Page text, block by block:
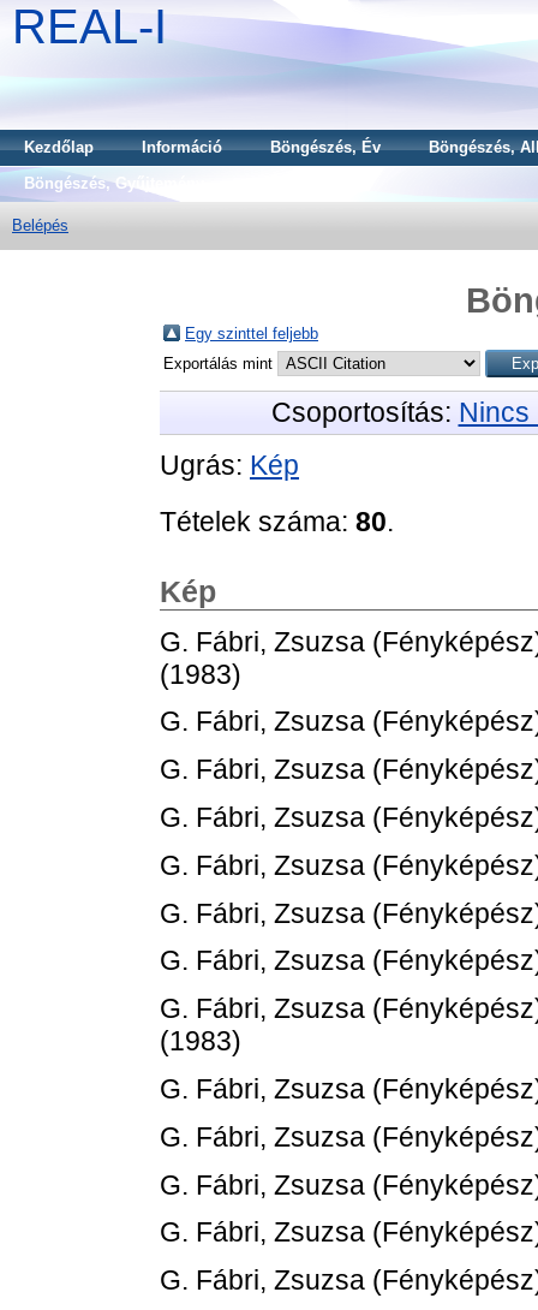
REAL-I
Kezdőlap Információ Böngészés, Év
Böngészés,
Böngészés, Gyűjtemény
Belépés
Egy szinttel feljebb
Exportálás mint
Csoportosítás: Nincs
Ugrás: Kép
Tételek száma: 80.
Kép
G. Fábri, Zsuzsa
(1983)
G. Fábri, Zsuzsa
G. Fábri, Zsuzsa
G. Fábri, Zsuzsa
G. Fábri, Zsuzsa
G. Fábri, Zsuzsa
G. Fábri, Zsuzsa
G. Fábri, Zsuzsa
(1983)
G. Fábri, Zsuzsa
G. Fábri, Zsuzsa
G. Fábri, Zsuzsa
G. Fábri, Zsuzsa
G. Fábri, Zsuzsa